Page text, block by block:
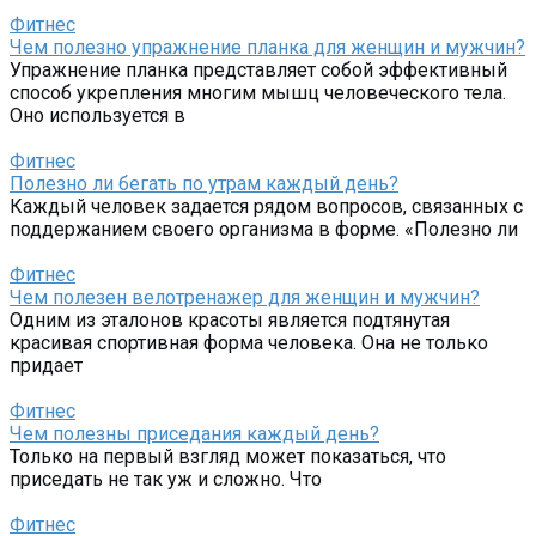
Фитнес
Чем полезно упражнение планка для женщин и мужчин?
Упражнение планка представляет собой эффективный
способ укрепления многим мышц человеческого тела.
Оно используется в
Фитнес
Полезно ли бегать по утрам каждый день?
Каждый человек задается рядом вопросов, связанных с
поддержанием своего организма в форме. «Полезно ли
Фитнес
Чем полезен велотренажер для женщин и мужчин?
Одним из эталонов красоты является подтянутая
красивая спортивная форма человека. Она не только
придает
Фитнес
Чем полезны приседания каждый день?
Только на первый взгляд может показаться, что
приседать не так уж и сложно. Что
Фитнес